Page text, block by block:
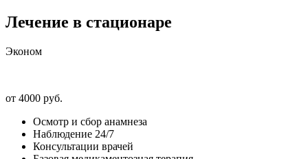
Лечение в стационаре
Эконом
от 4000 руб.
Осмотр и сбор анамнеза
Наблюдение 24/7
Консультации врачей